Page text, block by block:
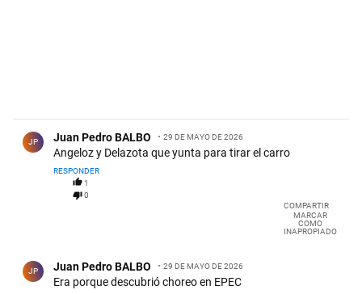
JP Juan Pedro BALBO 29 DE MAYO DE 2026
Angeloz y Delazota que yunta para tirar el carro
RESPONDER
1
0
COMPARTIR
MARCAR
COMO
INAPROPIADO
JP Juan Pedro BALBO 29 DE MAYO DE 2026
Era porque descubrió choreo en EPEC